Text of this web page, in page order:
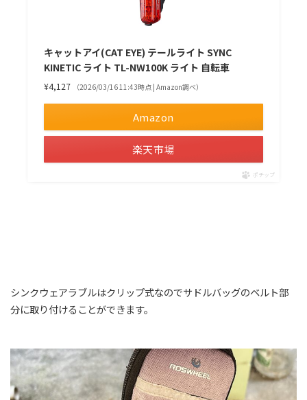
キャットアイ(CAT EYE) テールライト SYNC
KINETIC ライト TL-NW100K ライト 自転車
¥4,127 （2026/03/16 11:43時点 | Amazon調べ）
Amazon
楽天市場
ポチップ
シンクウェアラブルはクリップ式なのでサドルバッグのベルト部
分に取り付けることができます。